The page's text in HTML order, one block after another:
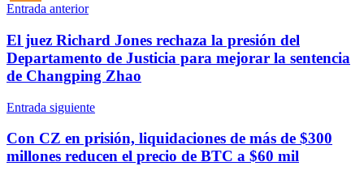
Navegación
de
entradas
Entrada anterior
El juez Richard Jones rechaza la presión del
Departamento de Justicia para mejorar la sentencia
de Changping Zhao
Entrada siguiente
Con CZ en prisión, liquidaciones de más de $300
millones reducen el precio de BTC a $60 mil